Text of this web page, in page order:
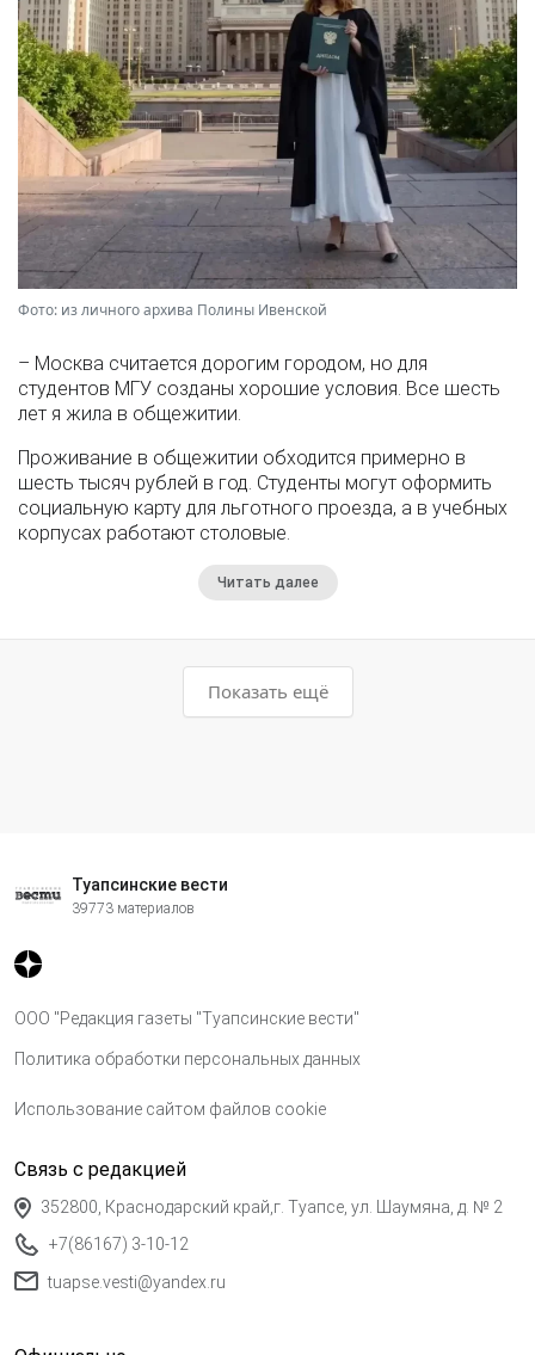
Фото: из личного архива Полины Ивенской
– Москва считается дорогим городом, но для
студентов МГУ созданы хорошие условия. Все шесть
лет я жила в общежитии.
Проживание в общежитии обходится примерно в
шесть тысяч рублей в год. Студенты могут оформить
социальную карту для льготного проезда, а в учебных
корпусах работают столовые.
Читать далее
Показать ещё
Туапсинские вести
39773 материалов
ООО "Редакция газеты "Туапсинские вести"
Политика обработки персональных данных
Использование сайтом файлов cookie
Связь с редакцией
352800, Краснодарский край,г. Туапсе, ул. Шаумяна, д. № 2
+7(86167) 3-10-12
tuapse.vesti@yandex.ru